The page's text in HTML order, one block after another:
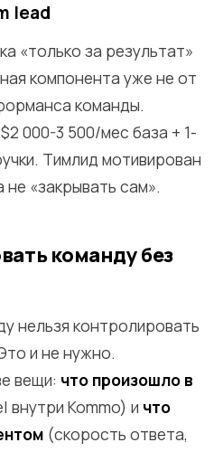
lead
«только за результат»
компонента уже не от
команды.
000-3 500/мес база + 1-
Тимлид мотивирован
«закрывать сам».
команду без
нельзя контролировать
и не нужно.
вещи: что произошло в
внутри Kommo) и что
(скорость ответа,